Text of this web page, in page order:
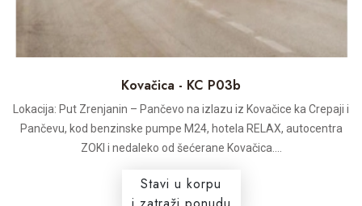
Kovačica - KC P03b
Lokacija: Put Zrenjanin – Pančevo na izlazu iz Kovačice ka Crepaji i
Pančevu, kod benzinske pumpe M24, hotela RELAX, autocentra
ZOKI i nedaleko od šećerane Kovačica....
Stavi u korpu